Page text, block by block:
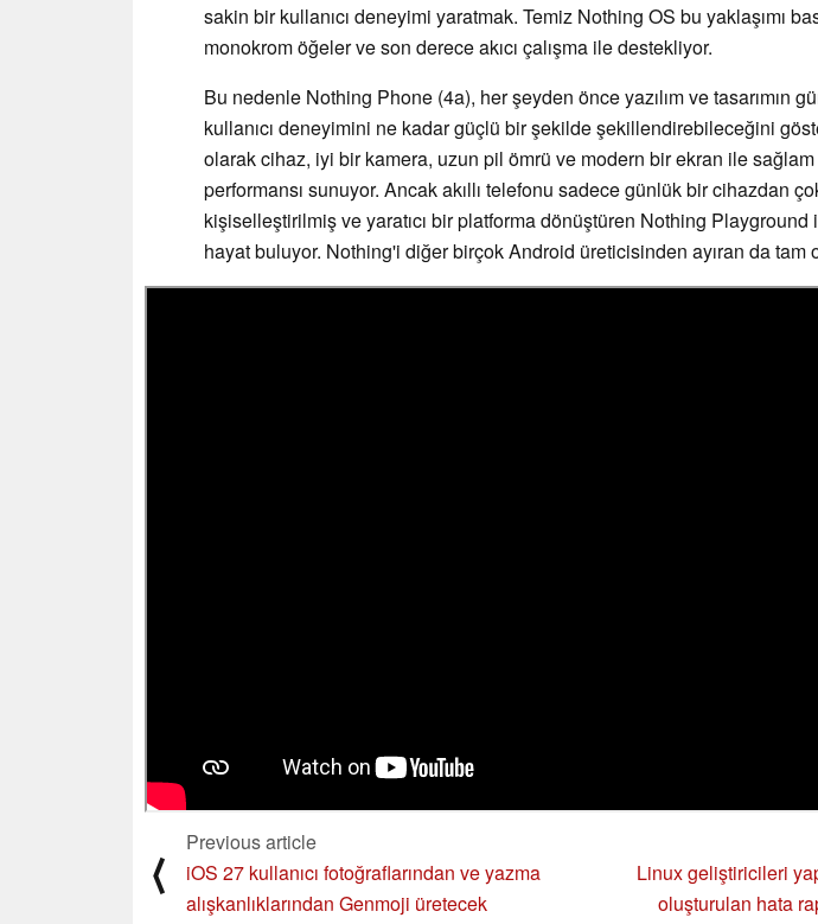
sakin bir kullanıcı deneyimi yaratmak. Temiz Nothing OS bu yaklaşımı
monokrom öğeler ve son derece akıcı çalışma ile destekliyor.
Bu nedenle Nothing Phone (4a), her şeyden önce yazılım ve tasarımın
kullanıcı deneyimini ne kadar güçlü bir şekilde şekillendirebileceğini
olarak cihaz, iyi bir kamera, uzun pil ömrü ve modern bir ekran ile sağlam
performansı sunuyor. Ancak akıllı telefonu sadece günlük bir cihazdan
kişiselleştirilmiş ve yaratıcı bir platforma dönüştüren Nothing Playground
hayat buluyor. Nothing'i diğer birçok Android üreticisinden ayıran da tam
⟨
Previous article
iOS 27 kullanıcı fotoğraflarından ve yazma
alışkanlıklarından Genmoji üretecek
Linux geliştiricileri
oluşturulan hata